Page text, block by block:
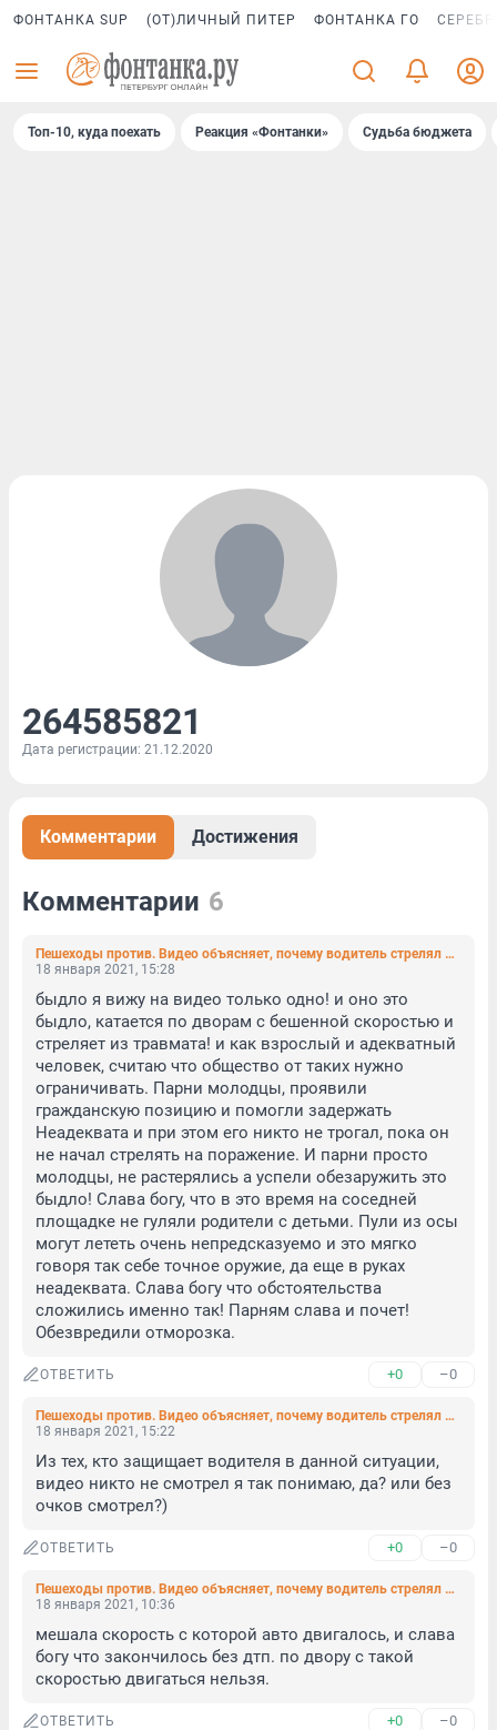
ФОНТАНКА SUP (ОТ)ЛИЧНЫЙ ПИТЕР ФОНТАНКА ГО
Топ-10, куда поехать Реакция «Фонтанки» Судьба бюджета
264585821
Дата регистрации: 21.12.2020
Комментарии Достижения
Комментарии 6
Пешеходы против. Видео объясняет, почему водитель стрелял в прохожих на проспекте Культуры (видео)
18 января 2021, 15:28
быдло я вижу на видео только одно! и оно это
быдло, катается по дворам с бешенной скоростью и
стреляет из травмата! и как взрослый и адекватный
человек, считаю что общество от таких нужно
ограничивать. Парни молодцы, проявили
гражданскую позицию и помогли задержать
Неадеквата и при этом его никто не трогал, пока он
не начал стрелять на поражение. И парни просто
молодцы, не растерялись а успели обезаружить это
быдло! Слава богу, что в это время на соседней
площадке не гуляли родители с детьми. Пули из осы
могут лететь очень непредсказуемо и это мягко
говоря так себе точное оружие, да еще в руках
неадеквата. Слава богу что обстоятельства
сложились именно так! Парням слава и почет!
Обезвредили отморозка.
ОТВЕТИТЬ +0 –0
Пешеходы против. Видео объясняет, почему водитель стрелял в прохожих на проспекте Культуры (видео)
18 января 2021, 15:22
Из тех, кто защищает водителя в данной ситуации,
видео никто не смотрел я так понимаю, да? или без
очков смотрел?)
ОТВЕТИТЬ +0 –0
Пешеходы против. Видео объясняет, почему водитель стрелял в прохожих на проспекте Культуры (видео)
18 января 2021, 10:36
мешала скорость с которой авто двигалось, и слава
богу что закончилось без дтп. по двору с такой
скоростью двигаться нельзя.
ОТВЕТИТЬ +0 –0